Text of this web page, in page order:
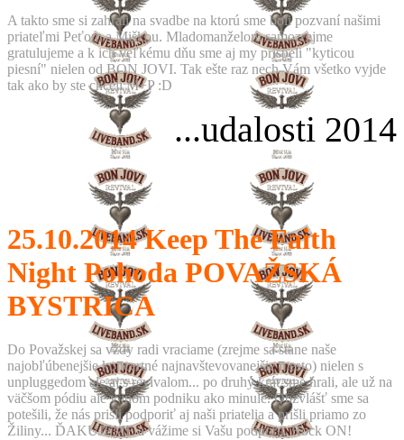
A takto sme si zahrali na svadbe na ktorú sme boli pozvaní našimi
priateľmi Peťom a Miškou. Mladomanželom samozrejme
gratulujeme a k ich veľkému dňu sme aj my prispeli "kyticou
piesní" nielen od BON JOVI. Tak ešte raz nech Vám všetko vyjde
tak ako by ste chceli M+P :D
...udalosti 2014
25.10.2014Keep The Faith
Night Pohoda POVAŽSKÁ
BYSTRICA
Do Považskej sa vždy radi vraciame (zrejme sa stane naše
najobľúbenejšie koncertné najnavštevovanejšie mesto) nielen s
unpluggedom ale aj s revivalom... po druhý krát sme hrali, ale už na
väčšom pódiu ale v inom podniku ako minule. Obzvlášť sme sa
potešili, že nás prišli podporiť aj naši priatelia a prišli priamo zo
Žiliny... ĎAKUJEME a vážime si Vašu podporu. Rock ON!